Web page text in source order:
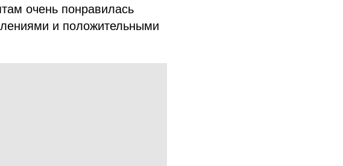
очень понравилась
и положительными